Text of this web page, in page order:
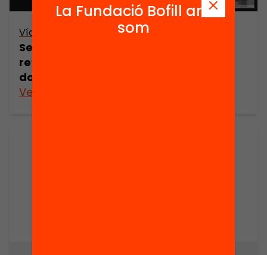
Vídeo
Seminari web: De l’experiència a la
reflexió: com millorar la pràctica
docent? (vídeo del seminari web)
Veure’n més
La Fundació Bofill ara
som